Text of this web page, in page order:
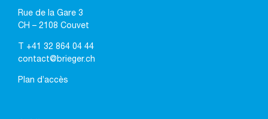
Rue de la Gare 3
CH – 2108 Couvet
+41 32 864 04 44
contact@brieger.ch
Plan d’accès